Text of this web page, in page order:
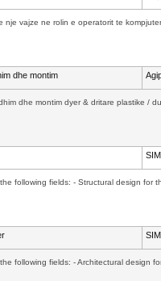
nje vajze ne rolin e operatorit te
dhe montim
dhe montim dyer & dritare plastike /
following fields: - Structural design for
following fields: - Architectural design